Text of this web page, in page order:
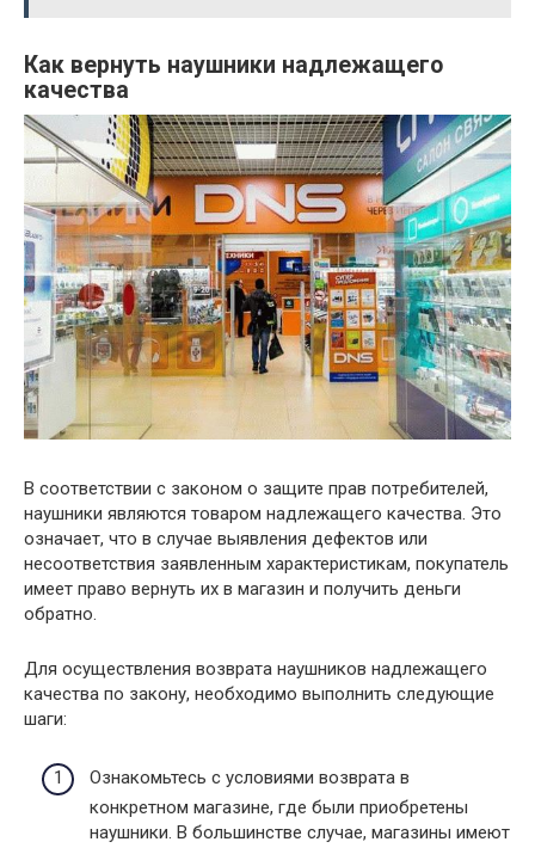
Как вернуть наушники надлежащего
качества
В соответствии с законом о защите прав потребителей,
наушники являются товаром надлежащего качества. Это
означает, что в случае выявления дефектов или
несоответствия заявленным характеристикам, покупатель
имеет право вернуть их в магазин и получить деньги
обратно.
Для осуществления возврата наушников надлежащего
качества по закону, необходимо выполнить следующие
шаги:
Ознакомьтесь с условиями возврата в
конкретном магазине, где были приобретены
наушники. В большинстве случае, магазины имеют